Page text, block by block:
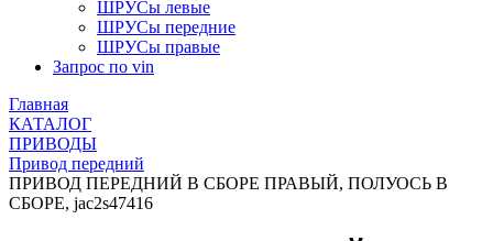
ШРУСы левые
ШРУСы передние
ШРУСы правые
Запрос по vin
Главная
КАТАЛОГ
ПРИВОДЫ
Привод передний
ПРИВОД ПЕРЕДНИЙ В СБОРЕ ПРАВЫЙ, ПОЛУОСЬ В
СБОРЕ, jac2s47416